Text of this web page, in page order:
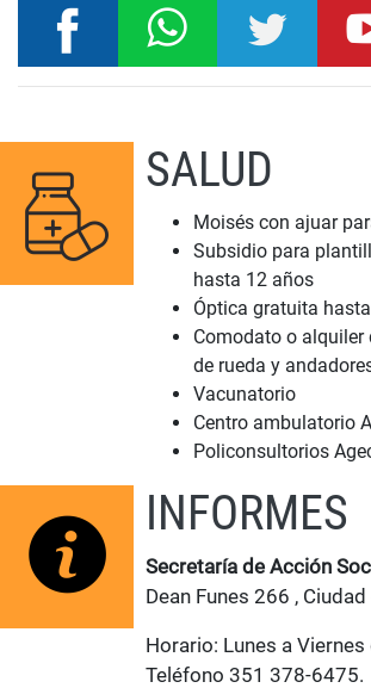
SALUD
Moisés con ajuar
Subsidio para
hasta 12 años
Óptica gratuita
Comodato o alquiler
de rueda y
Vacunatorio
Centro ambulatorio
Policonsultorios
INFORMES
Secretaría de Acción
Dean Funes 266 ,
Horario: Lunes a
Teléfono 351 378-6475.